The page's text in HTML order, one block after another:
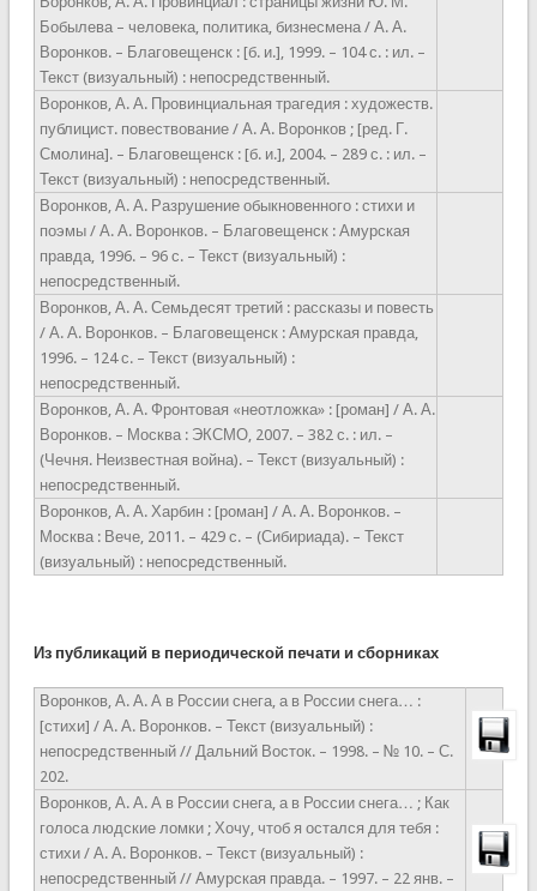
Бобылева – человека, политика, бизнесмена / А. А.
Воронков. – Благовещенск : [б. и.], 1999. – 104 с. : ил. –
Текст (визуальный) : непосредственный.
Воронков, А. А. Провинциальная трагедия : художеств.
публицист. повествование / А. А. Воронков ; [ред. Г.
Смолина]. – Благовещенск : [б. и.], 2004. – 289 с. : ил. –
Текст (визуальный) : непосредственный.
Воронков, А. А. Разрушение обыкновенного : стихи и
поэмы / А. А. Воронков. – Благовещенск : Амурская
правда, 1996. – 96 с. – Текст (визуальный) :
непосредственный.
Воронков, А. А. Семьдесят третий : рассказы и повесть
/ А. А. Воронков. – Благовещенск : Амурская правда,
1996. – 124 с. – Текст (визуальный) :
непосредственный.
Воронков, А. А. Фронтовая «неотложка» : [роман] / А. А.
Воронков. – Москва : ЭКСМО, 2007. – 382 с. : ил. –
(Чечня. Неизвестная война). – Текст (визуальный) :
непосредственный.
Воронков, А. А. Харбин : [роман] / А. А. Воронков. –
Москва : Вече, 2011. – 429 с. – (Сибириада). – Текст
(визуальный) : непосредственный.
Из публикаций в периодической печати и сборниках
Воронков, А. А. А в России снега, а в России снега… :
[стихи] / А. А. Воронков. – Текст (визуальный) :
непосредственный// Дальний Восток. – 1998. – № 10. – С.
202.
Воронков, А. А. А в России снега, а в России снега… ; Как
голоса людские ломки ; Хочу, чтоб я остался для тебя :
стихи / А. А. Воронков. – Текст (визуальный) :
непосредственный// Амурская правда. – 1997. – 22 янв. –